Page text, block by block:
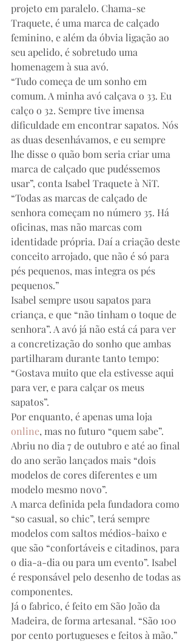
projeto em paralelo. Chama-se
Traquete, é uma marca de calçado
feminino, e além da óbvia ligação ao
seu apelido, é sobretudo uma
homenagem à sua avó.
“Tudo começa de um sonho em
comum. A minha avó calçava o 33. Eu
calço o 32. Sempre tive imensa
dificuldade em encontrar sapatos. Nós
as duas desenhávamos, e eu sempre
lhe disse o quão bom seria criar uma
marca de calçado que pudéssemos
usar”, conta Isabel Traquete à NiT.
“Todas as marcas de calçado de
senhora começam no número 35. Há
oficinas, mas não marcas com
identidade própria. Daí a criação deste
conceito arrojado, que não é só para
pés pequenos, mas integra os pés
pequenos.”
Isabel sempre usou sapatos para
criança, e que “não tinham o toque de
senhora”. A avó já não está cá para ver
a concretização do sonho que ambas
partilharam durante tanto tempo:
“Gostava muito que ela estivesse aqui
para ver, e para calçar os meus
sapatos”.
Por enquanto, é apenas uma loja
online, mas no futuro “quem sabe”.
Abriu no dia 7 de outubro e até ao final
do ano serão lançados mais “dois
modelos de cores diferentes e um
modelo mesmo novo”.
A marca definida pela fundadora como
“so casual, so chic”, terá sempre
modelos com saltos médios-baixo e
que são “confortáveis e citadinos, para
o dia-a-dia ou para um evento”. Isabel
é responsável pelo desenho de todas as
componentes.
Já o fabrico, é feito em São João da
Madeira, de forma artesanal. “São 100
por cento portugueses e feitos à mão.”